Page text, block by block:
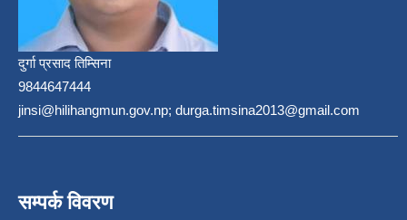
दुर्गा प्रसाद तिम्सिना
9844647444
jinsi@hilihangmun.gov.np; durga.timsina2013@gmail.com
सम्पर्क विवरण